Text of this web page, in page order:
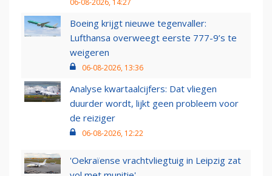
06-08-2026, 14:27
Boeing krijgt nieuwe tegenvaller:
Lufthansa overweegt eerste 777-9’s te
weigeren
06-08-2026, 13:36
Analyse kwartaalcijfers: Dat vliegen
duurder wordt, lijkt geen probleem voor
de reiziger
06-08-2026, 12:22
'Oekraïense vrachtvliegtuig in Leipzig zat